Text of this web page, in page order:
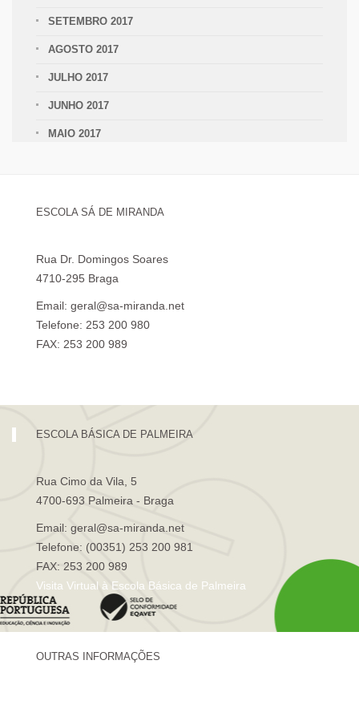
SETEMBRO 2017
AGOSTO 2017
JULHO 2017
JUNHO 2017
MAIO 2017
ESCOLA SÁ DE MIRANDA
Rua Dr. Domingos Soares
4710-295 Braga
Email: geral@sa-miranda.net
Telefone: 253 200 980
FAX: 253 200 989
ESCOLA BÁSICA DE PALMEIRA
Rua Cimo da Vila, 5
4700-693 Palmeira - Braga
Email: geral@sa-miranda.net
Telefone: (00351) 253 200 981
FAX: 253 200 989
Visita Virtual à Escola Básica de Palmeira
OUTRAS INFORMAÇÕES